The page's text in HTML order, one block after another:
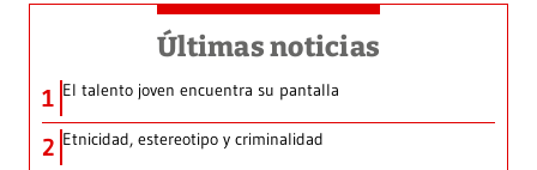
Últimas noticias
1 El talento joven encuentra su pantalla​
2 Etnicidad, estereotipo y criminalidad